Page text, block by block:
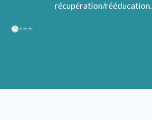
récupération/rééducation.